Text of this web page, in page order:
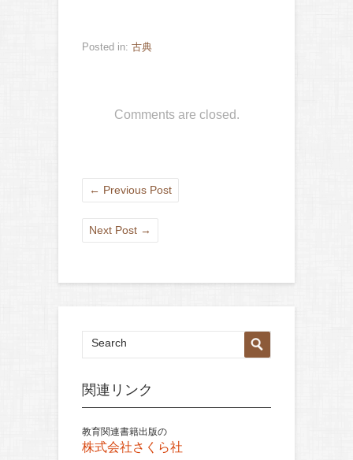
Posted in: 古典
Comments are closed.
← Previous Post
Next Post →
関連リンク
教育関連書籍出版の
株式会社さくら社